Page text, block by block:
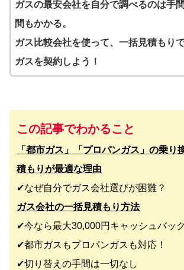
ガスの最安会社を自分で調べるのは手
間もかかる。
ガス比較会社を使って、一括見積もり
ガスを契約しよう！
この記事でわかること
「都市ガス」「プロパンガス」の乗り
積もりが最適な理由
✔︎なぜ自分でガス会社選びが困難？
ガス会社の一括見積もり方法
✔︎今なら最大30,000円キャッシュバッ
✔︎都市ガスもプロパンガスも対応！
✔︎切り替えの手間は一切なし